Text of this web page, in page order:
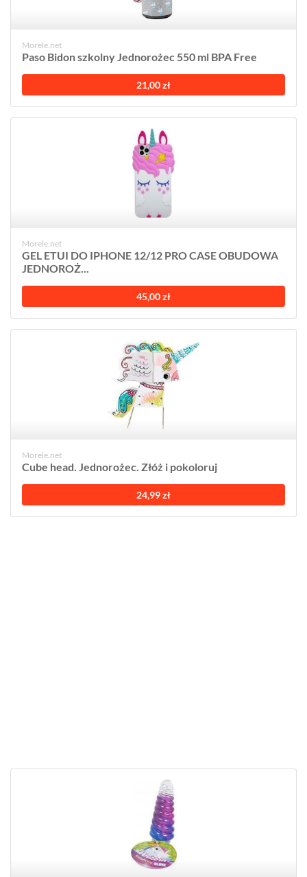
Morele.net
Paso Bidon szkolny Jednorożec 550 ml BPA Free
21,00 zł
Morele.net
GEL ETUI DO IPHONE 12/12 PRO CASE OBUDOWA
JEDNOROŻ...
45,00 zł
Morele.net
Cube head. Jednorożec. Złóż i pokoloruj
24,99 zł